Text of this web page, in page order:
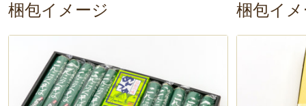
梱包イメージ 梱包イ